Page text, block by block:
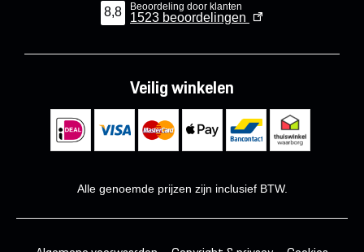
8,8 Beoordeling door klanten
1523 beoordelingen
Veilig winkelen
Alle genoemde prijzen zijn inclusief BTW.